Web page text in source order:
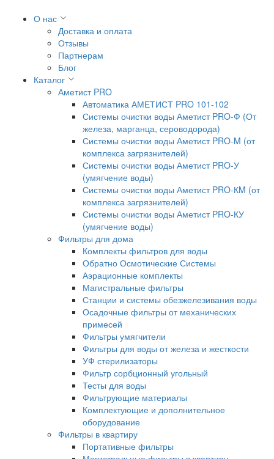
О нас
Доставка и оплата
Отзывы
Партнерам
Блог
Каталог
Аметист PRO
Автоматика АМЕТИСТ PRO 101-102
Системы очистки воды Аметист PRO-Ф (От
железа, марганца, сероводорода)
Системы очистки воды Аметист PRO-M (от
комплекса загрязнителей)
Системы очистки воды Аметист PRO-У
(умягчение воды)
Системы очистки воды Аметист PRO-КM (от
комплекса загрязнителей)
Системы очистки воды Аметист PRO-КУ
(умягчение воды)
Фильтры для дома
Комплекты фильтров для воды
Обратно Осмотические Системы
Аэрационные комплекты
Магистральные фильтры
Станции и системы обезжелезивания воды
Осадочные фильтры от механических
примесей
Фильтры умягчители
Фильтры для воды от железа и жесткости
УФ стерилизаторы
Фильтр сорбционный угольный
Тесты для воды
Фильтрующие материалы
Комплектующие и дополнительное
оборудование
Фильтры в квартиру
Портативные фильтры